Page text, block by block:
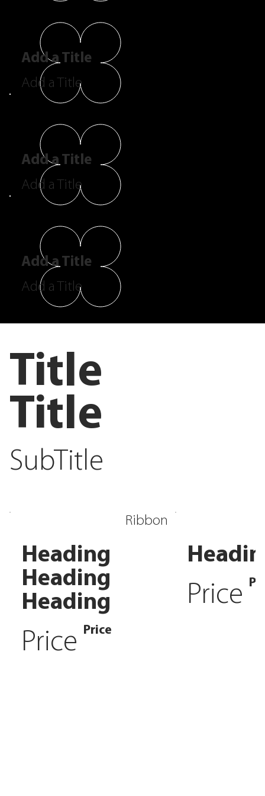
Add a Title
Add a Title
Add a Title
Add a Title
Add a Title
Add a Title
Title
Title
SubTitle
Ribbon
Heading
Heading
Heading
Price Price
Price